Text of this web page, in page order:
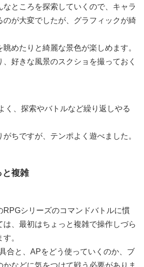
なところを探索していくので、キャラ
のが大変でしたが、グラフィックが綺
めたりと綺麗な景色が楽しめます。
好きな風景のスクショを撮っておく
く、探索やバトルなど繰り返しやる
ちですが、テンポよく遊べました。
と複雑
RPGシリーズのコマンドバトルに慣
は、最初はちょっと複雑で操作しづら
。
合と、APをどう使っていくのか、ブ
かなどに気をつけて戦う必要がありま